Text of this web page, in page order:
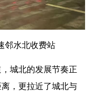
邻水北收费站
城北的发展节奏正
，更拉近了城北与